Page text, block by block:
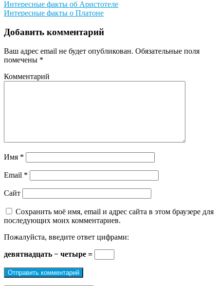
Навигация
по
записям
Интересные факты об Аристотеле
Интересные факты о Платоне
Добавить комментарий
Ваш адрес email не будет опубликован. Обязательные поля
помечены *
Комментарий
Имя *
Email *
Сайт
Сохранить моё имя, email и адрес сайта в этом браузере для
последующих моих комментариев.
Пожалуйста, введите ответ цифрами:
девятнадцать − четыре =